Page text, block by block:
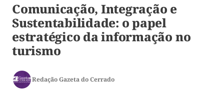
Comunicação, Integração e
Sustentabilidade: o papel
estratégico da informação no
turismo
Redação Gazeta do Cerrado